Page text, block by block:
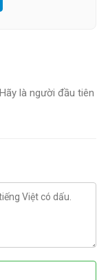
là người đầu tiên